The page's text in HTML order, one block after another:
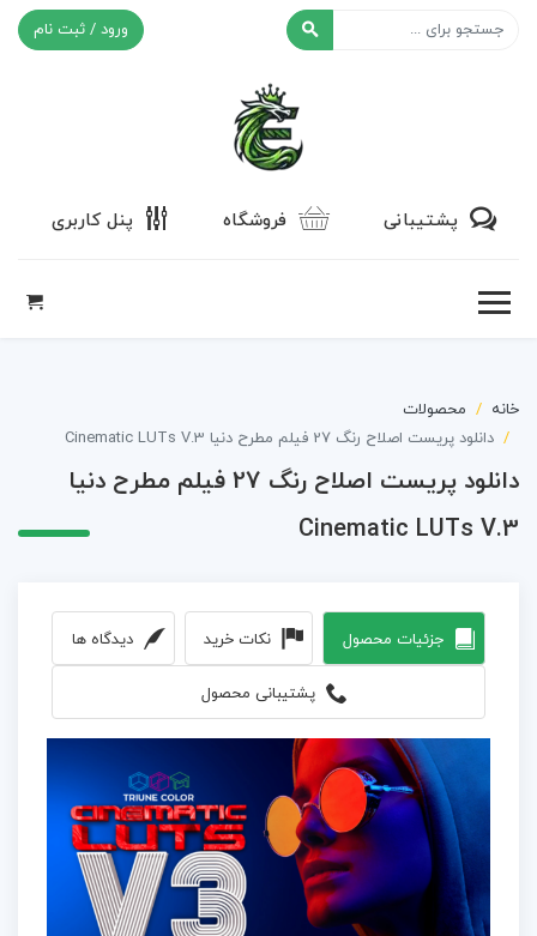
ورود / ثبت نام
پشتیبانی فروشگاه پنل کاربری
خانه
محصولات
دانلود پریست اصلاح رنگ 27 فیلم مطرح دنیا Cinematic LUTs V.3
دانلود پریست اصلاح رنگ 27 فیلم مطرح دنیا
Cinematic LUTs V.3
جزئیات محصول نکات خرید دیدگاه ها
پشتیبانی محصول